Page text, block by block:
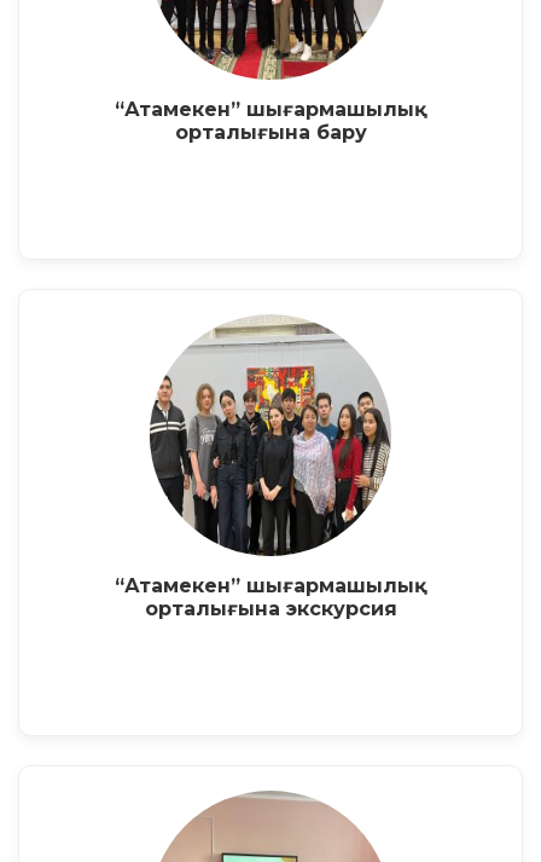
“Атамекен” шығармашылық
орталығына бару
“Атамекен” шығармашылық
орталығына экскурсия